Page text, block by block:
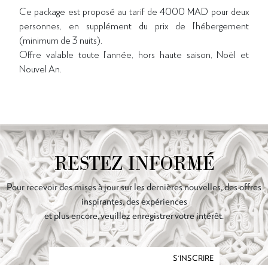
Ce package est proposé au tarif de 4000 MAD pour deux
personnes, en supplément du prix de l’hébergement
(minimum de 3 nuits).
Offre valable toute l’année, hors haute saison, Noël et
Nouvel An.
RESTEZ INFORMÉ
Pour recevoir des mises à jour sur les dernières nouvelles, des offres
inspirantes, des expériences
et plus encore, veuillez enregistrer votre intérêt.
S'INSCRIRE